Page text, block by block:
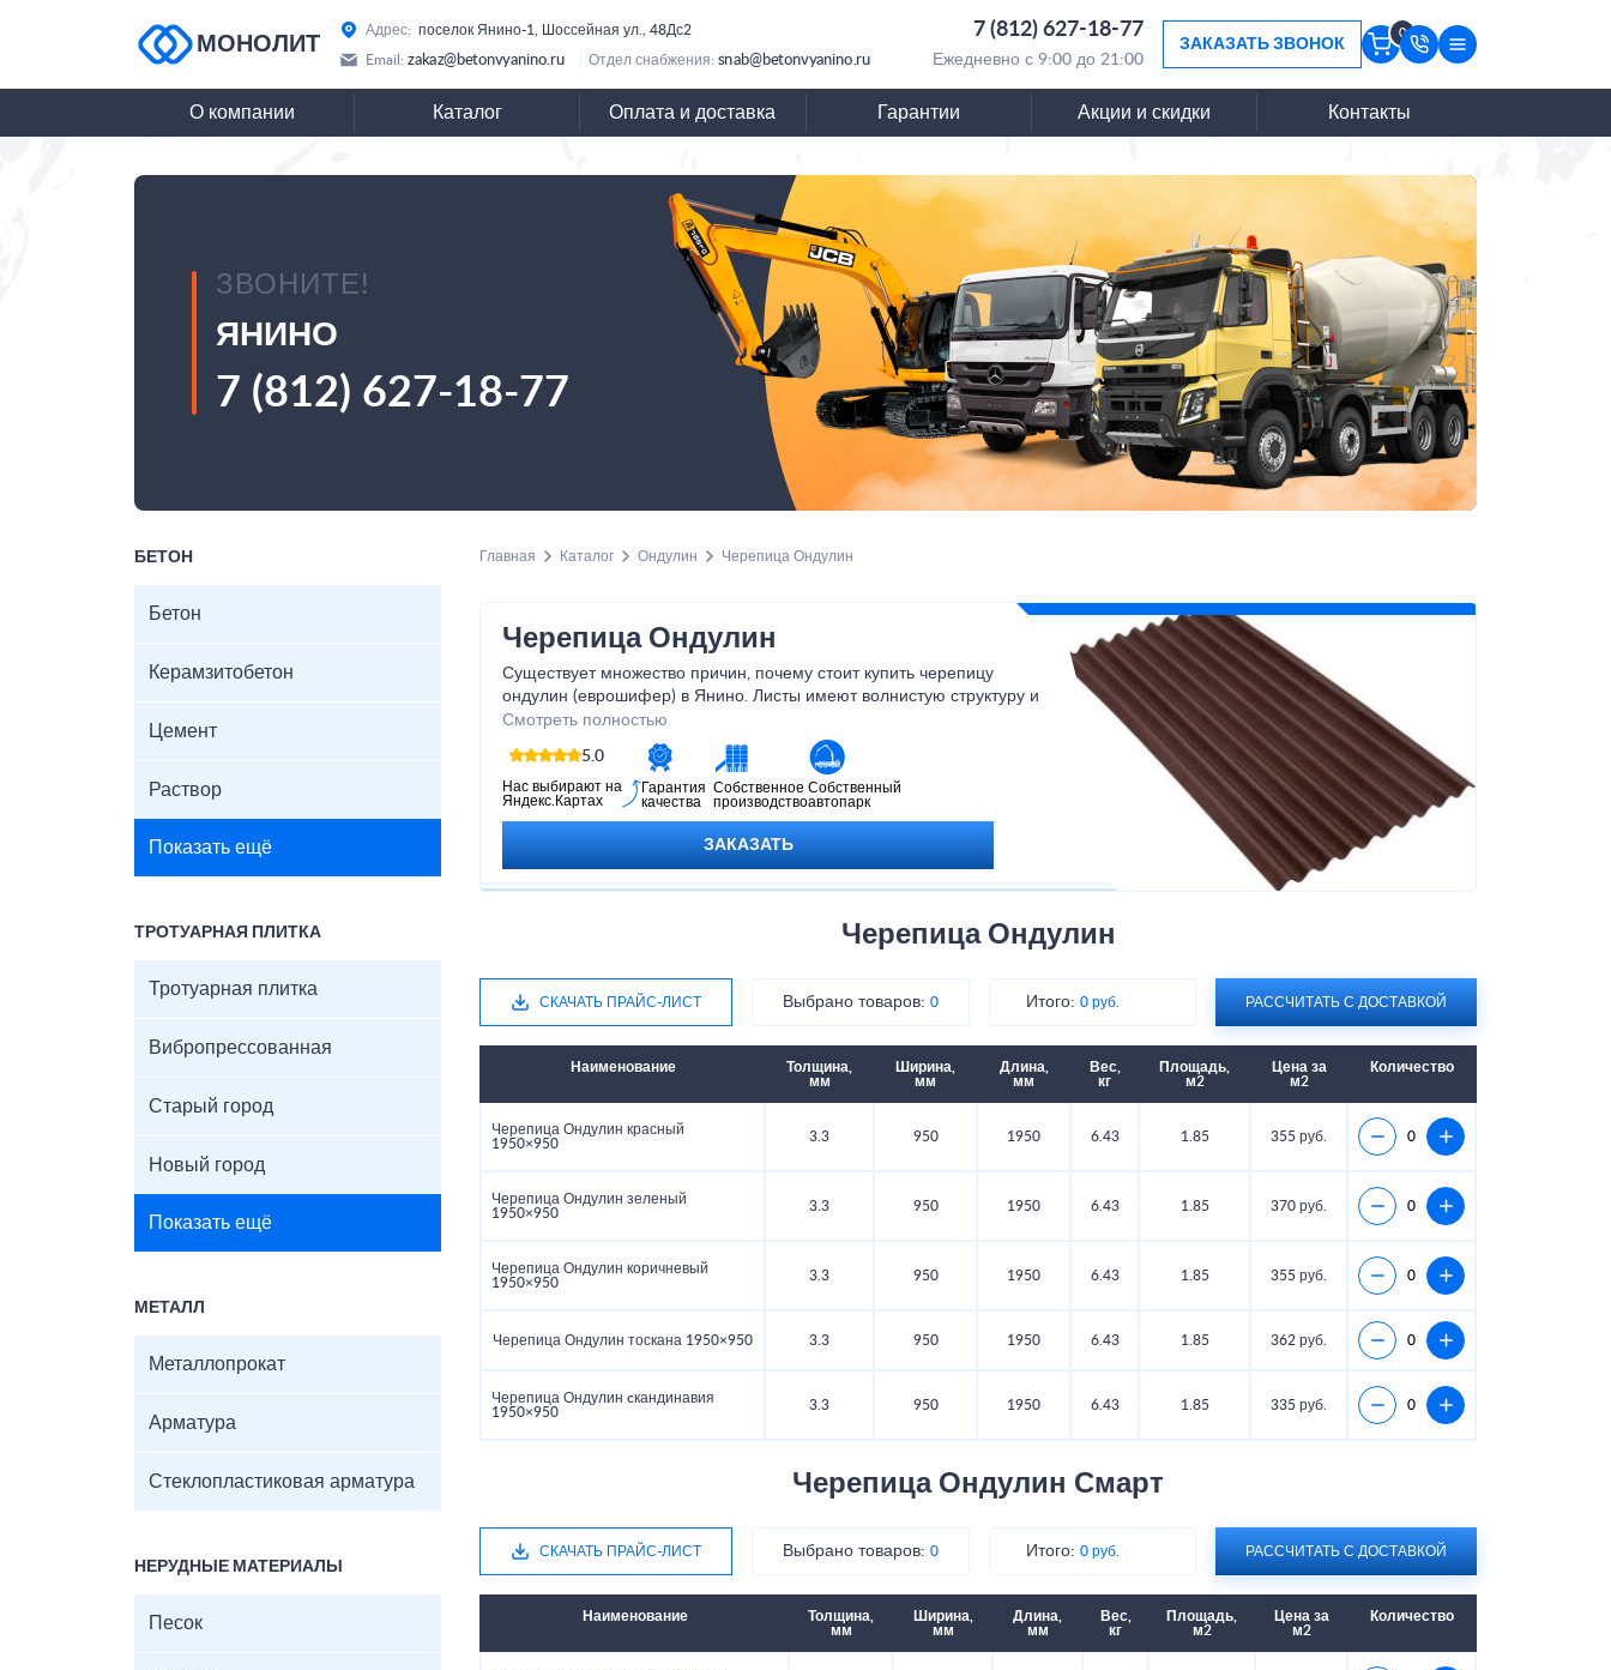
МОНОЛИТ
Адрес: поселок Янино-1, Шоссейная ул., 48Дс2 7 (812) 627-18-77
Email: zakaz@betonvyanino.ru Отдел снабжения: snab@betonvyanino.ru Ежедневно с 9:00 до 21:00
ЗАКАЗАТЬ ЗВОНОК
0
О компании Каталог Оплата и доставка Гарантии Акции и скидки Контакты
ЗВОНИТЕ!
ЯНИНО
7 (812) 627-18-77
БЕТОН
Бетон
Керамзитобетон
Цемент
Раствор
Показать ещё
ТРОТУАРНАЯ ПЛИТКА
Тротуарная плитка
Вибропрессованная
Старый город
Новый город
Показать ещё
МЕТАЛЛ
Металлопрокат
Арматура
Стеклопластиковая арматура
НЕРУДНЫЕ МАТЕРИАЛЫ
Песок
Главная Каталог Ондулин Черепица Ондулин
Черепица Ондулин
Существует множество причин, почему стоит купить черепицу
ондулин (еврошифер) в Янино. Листы имеют волнистую структуру и
привлекательный внешний вид. В сравнении с другими кровельными
материалами, не возникает сложности в процессе монтажа, если
знать технологию.
Смотреть полностью
5.0
Нас выбирают на
Яндекс.Картах
Гарантия
качества
Собственное
производство
Собственный
автопарк
ЗАКАЗАТЬ
Черепица Ондулин
СКАЧАТЬ ПРАЙС-ЛИСТ Выбрано товаров: 0 Итого:0 руб. РАССЧИТАТЬ С ДОСТАВКОЙ
Наименование
Толщина,
мм
Ширина,
мм
Длина,
мм
Вес,
кг
Площадь,
м2
Цена за
м2
Количество
Черепица Ондулин красный
1950×950
3.3 950 1950 6.43 1.85 355 руб.
Черепица Ондулин зеленый
1950×950
3.3 950 1950 6.43 1.85 370 руб.
Черепица Ондулин коричневый
1950×950
3.3 950 1950 6.43 1.85 355 руб.
Черепица Ондулин тоскана 1950×950 3.3 950 1950 6.43 1.85 362 руб.
Черепица Ондулин cкандинавия
1950×950
3.3 950 1950 6.43 1.85 335 руб.
Черепица Ондулин Смарт
СКАЧАТЬ ПРАЙС-ЛИСТ Выбрано товаров: 0 Итого:0 руб. РАССЧИТАТЬ С ДОСТАВКОЙ
Наименование
Толщина,
мм
Ширина,
мм
Длина,
мм
Вес,
кг
Площадь,
м2
Цена за
м2
Количество